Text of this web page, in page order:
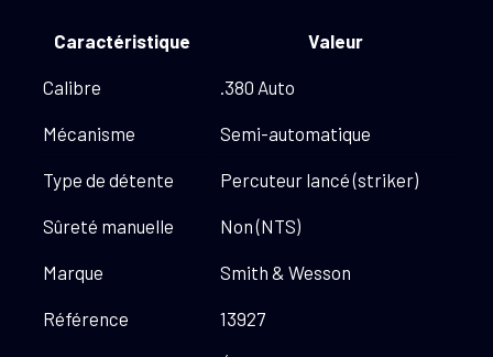
Caractéristique Valeur
Calibre .380 Auto
Mécanisme Semi-automatique
Type de détente Percuteur lancé (striker)
Sûreté manuelle Non (NTS)
Marque Smith & Wesson
Référence 13927